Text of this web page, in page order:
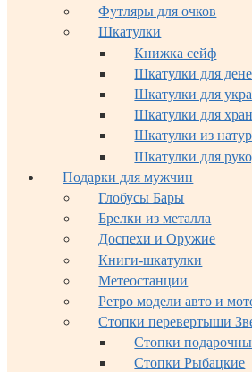
Футляры для очков
Шкатулки
Книжка сейф
Шкатулки для
Шкатулки для
Шкатулки для
Шкатулки из
Шкатулки для
Подарки для мужчин
Глобусы Бары
Брелки из металла
Доспехи и Оружие
Книги-шкатулки
Метеостанции
Ретро модели авто и
Стопки перевертыши
Стопки
Стопки Рыбацкие